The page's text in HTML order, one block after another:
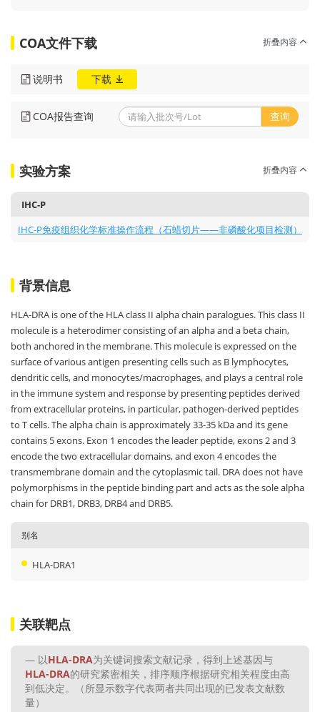
COA文件下载 折叠内容
说明书 下载
COA报告查询 查询
实验方案 折叠内容
IHC-P
IHC-P免疫组织化学标准操作流程（石蜡切片——非磷酸化项目检测）
背景信息
HLA-DRA is one of the HLA class II alpha chain paralogues. This class II
molecule is a heterodimer consisting of an alpha and a beta chain,
both anchored in the membrane. This molecule is expressed on the
surface of various antigen presenting cells such as B lymphocytes,
dendritic cells, and monocytes/macrophages, and plays a central role
in the immune system and response by presenting peptides derived
from extracellular proteins, in particular, pathogen-derived peptides
to T cells. The alpha chain is approximately 33-35 kDa and its gene
contains 5 exons. Exon 1 encodes the leader peptide, exons 2 and 3
encode the two extracellular domains, and exon 4 encodes the
transmembrane domain and the cytoplasmic tail. DRA does not have
polymorphisms in the peptide binding part and acts as the sole alpha
chain for DRB1, DRB3, DRB4 and DRB5.
别名
HLA-DRA1
关联靶点
以HLA-DRA为关键词搜索文献记录，得到上述基因与
HLA-DRA的研究紧密相关，排序顺序根据研究相关程度由高
到低决定。（所显示数字代表两者共同出现的已发表文献数
量）